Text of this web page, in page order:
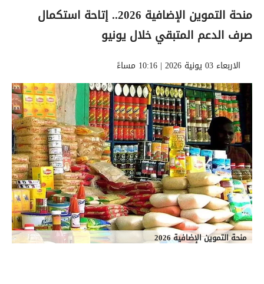
منحة التموين الإضافية 2026.. إتاحة استكمال
صرف الدعم المتبقي خلال يونيو
الاربعاء 03 يونية 2026 | 10:16 مساءً
منحة التموين الإضافية 2026